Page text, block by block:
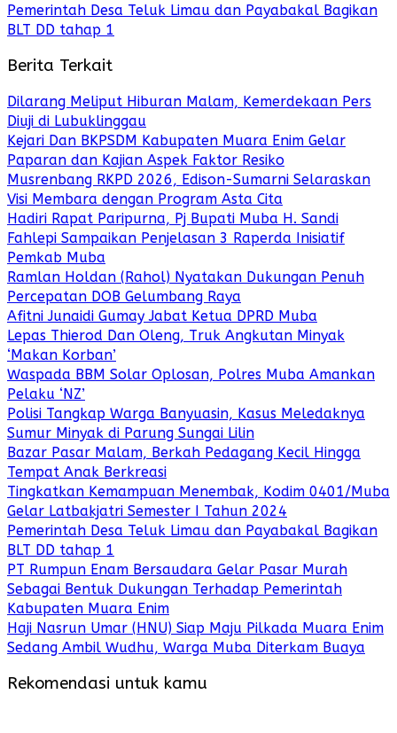
Pemerintah Desa Teluk Limau dan Payabakal Bagikan
BLT DD tahap 1
Berita Terkait
Dilarang Meliput Hiburan Malam, Kemerdekaan Pers
Diuji di Lubuklinggau
Kejari Dan BKPSDM Kabupaten Muara Enim Gelar
Paparan dan Kajian Aspek Faktor Resiko
Musrenbang RKPD 2026, Edison-Sumarni Selaraskan
Visi Membara dengan Program Asta Cita
Hadiri Rapat Paripurna, Pj Bupati Muba H. Sandi
Fahlepi Sampaikan Penjelasan 3 Raperda Inisiatif
Pemkab Muba
Ramlan Holdan (Rahol) Nyatakan Dukungan Penuh
Percepatan DOB Gelumbang Raya
Afitni Junaidi Gumay Jabat Ketua DPRD Muba
Lepas Thierod Dan Oleng, Truk Angkutan Minyak
‘Makan Korban’
Waspada BBM Solar Oplosan, Polres Muba Amankan
Pelaku ‘NZ’
Polisi Tangkap Warga Banyuasin, Kasus Meledaknya
Sumur Minyak di Parung Sungai Lilin
Bazar Pasar Malam, Berkah Pedagang Kecil Hingga
Tempat Anak Berkreasi
Tingkatkan Kemampuan Menembak, Kodim 0401/Muba
Gelar Latbakjatri Semester I Tahun 2024
Pemerintah Desa Teluk Limau dan Payabakal Bagikan
BLT DD tahap 1
PT Rumpun Enam Bersaudara Gelar Pasar Murah
Sebagai Bentuk Dukungan Terhadap Pemerintah
Kabupaten Muara Enim
Haji Nasrun Umar (HNU) Siap Maju Pilkada Muara Enim
Sedang Ambil Wudhu, Warga Muba Diterkam Buaya
Rekomendasi untuk kamu